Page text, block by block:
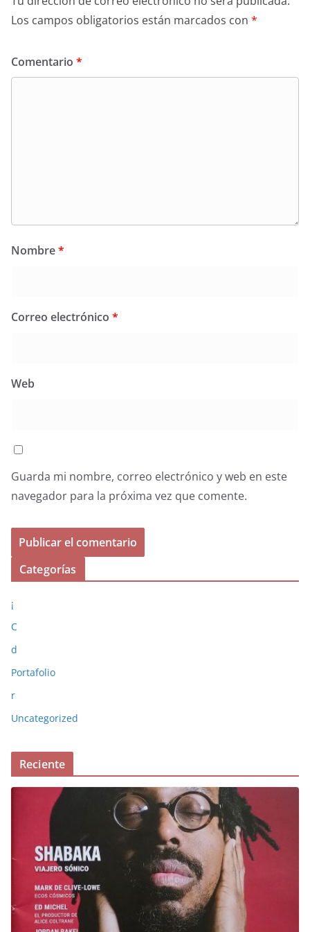
Los campos obligatorios están marcados con *
Comentario *
Nombre*
Correo electrónico *
Web
Guarda mi nombre, correo electrónico y web en este
navegador para la próxima vez que comente.
Categorías
¡
C
d
Portafolio
r
Uncategorized
Reciente